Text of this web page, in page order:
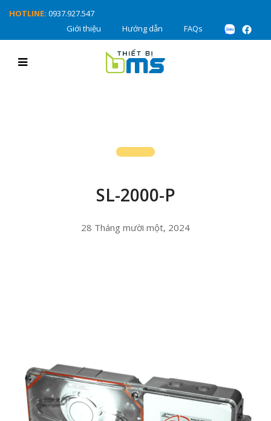
HOTLINE: 0937.927.547
Giới thiệu
Hướng dẫn FAQs
SL-2000-P
28 Tháng mười một, 2024